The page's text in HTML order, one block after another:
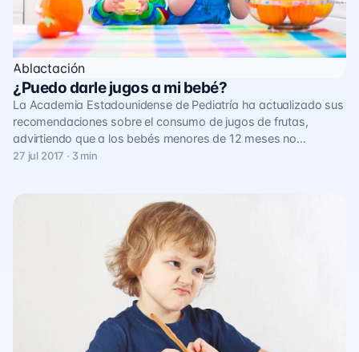
Ablactación
¿Puedo darle jugos a mi bebé?
La Academia Estadounidense de Pediatría ha actualizado sus
recomendaciones sobre el consumo de jugos de frutas,
advirtiendo que a los bebés menores de 12 meses no…
27 jul 2017 · 3 min